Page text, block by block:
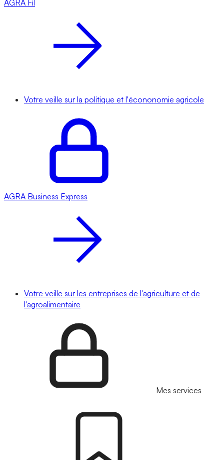
AGRA Fil
Votre veille sur la politique et l'écononomie agricole
AGRA Business Express
Votre veille sur les entreprises de l'agriculture et de
l'agroalimentaire
Mes services